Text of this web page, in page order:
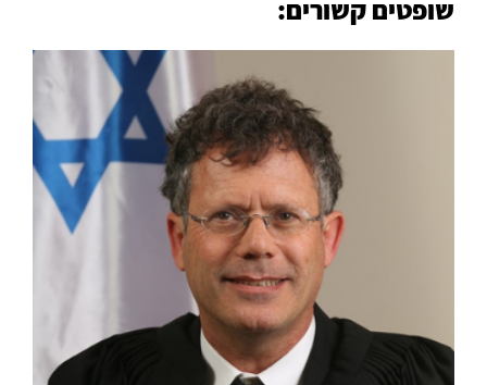
שופטים קשורים:
קרא עוד